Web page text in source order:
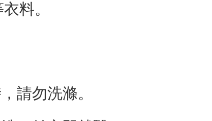
料。
請勿洗滌。